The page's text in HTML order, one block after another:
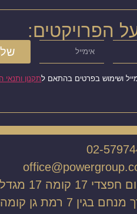
הפרויקטים:
ושימוש בפרטים בהתאם לתקנון ותנאי
02-
17 קומה 17 מגדל רם ירושלים
בגין 7 רמת גן קומה 22